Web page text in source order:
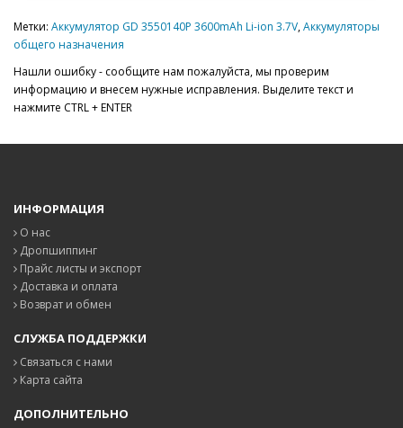
Метки: Аккумулятор GD 3550140P 3600mAh Li-ion 3.7V,Аккумуляторы
общего назначения
Нашли ошибку - сообщите нам пожалуйста, мы проверим
информацию и внесем нужные исправления. Выделите текст и
нажмите CTRL + ENTER
ИНФОРМАЦИЯ
О нас
Дропшиппинг
Прайс листы и экспорт
Доставка и оплата
Возврат и обмен
СЛУЖБА ПОДДЕРЖКИ
Связаться с нами
Карта сайта
ДОПОЛНИТЕЛЬНО